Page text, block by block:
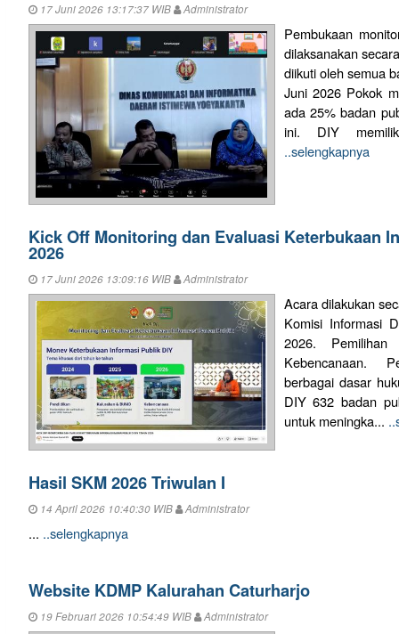
17 Juni 2026 13:17:37 WIB Administrator
Pembukaan
dilaksanakan
diikuti oleh semua
Juni 2026 Pokok
ada 25% badan
ini. DIY
..selengkapnya
Kick Off Monitoring dan Evaluasi Keterbukaan
2026
17 Juni 2026 13:09:16 WIB Administrator
Acara dilakukan
Komisi Informasi
2026.
Kebencanaan.
berbagai dasar
DIY 632 badan
untuk meningka...
Hasil SKM 2026 Triwulan I
14 April 2026 10:40:30 WIB Administrator
... ..selengkapnya
Website KDMP Kalurahan Caturharjo
19 Februari 2026 10:54:49 WIB Administrator